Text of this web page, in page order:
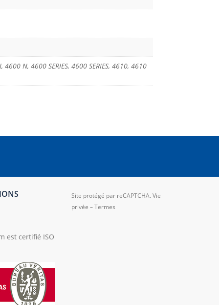
N, 4600 SERIES, 4600 SERIES, 4610, 4610
est certifié ISO
Site protégé par reCAPTCHA.Vie
privée –Termes